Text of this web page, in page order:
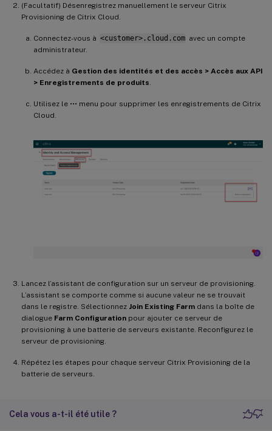
(Facultatif) Désenregistrez manuellement le serveur Citrix
Provisioning de Citrix Cloud.
Connectez-vous à <customer>.cloud.com avec un compte
administrateur.
Accédez à Gestion des identités et des accès > Accès aux API
> Enregistrements de produits
Utilisez le ••• menu pour supprimer les enregistrements de Citrix
Cloud.
Lancez l’assistant de configuration sur un serveur de provisioning.
L’assistant se comporte comme si aucune valeur ne se trouvait
dans le registre. Sélectionnez Join Existing Farm dans la boîte de
dialogue Farm Configuration pour ajouter ce serveur de
provisioning à une batterie de serveurs existante. Reconfigurez le
serveur de provisioning.
Répétez les étapes pour chaque serveur Citrix Provisioning de la
batterie de serveurs.
Cela vous a-t-il été utile ?